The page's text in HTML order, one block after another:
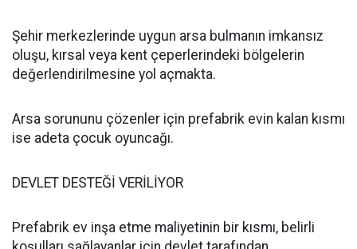
Şehir merkezlerinde uygun arsa bulmanın imkansız
oluşu, kırsal veya kent çeperlerindeki bölgelerin
değerlendirilmesine yol açmakta.
Arsa sorununu çözenler için prefabrik evin kalan kısmı
ise adeta çocuk oyuncağı.
DEVLET DESTEĞİ VERİLİYOR
Prefabrik ev inşa etme maliyetinin bir kısmı, belirli